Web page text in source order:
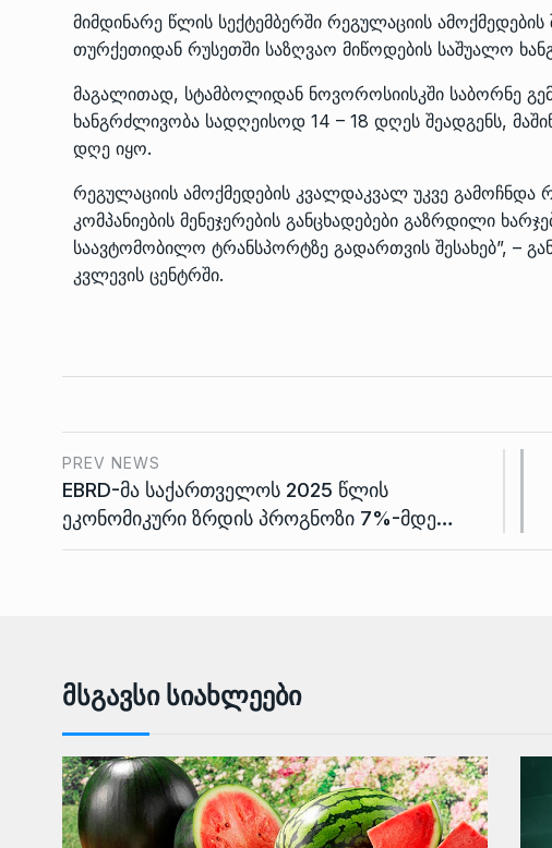
მიმდინარე წლის სექტემბერში რეგულაციის
თურქეთიდან რუსეთში საზღვაო მიწოდების საშუალო
მაგალითად, სტამბოლიდან ნოვოროსიისკში საბორნე
ხანგრძლივობა სადღეისოდ 14 – 18 დღეს შეადგენს,
დღე იყო.
რეგულაციის ამოქმედების კვალდაკვალ უკვე
კომპანიების მენეჯერების განცხადებები გაზრდილი
საავტომობილო ტრანსპორტზე გადართვის შესახებ”, –
კვლევის ცენტრში.
PREV NEWS
EBRD-მა საქართველოს 2025 წლის
ეკონომიკური ზრდის პროგნოზი 7%-მდე…
Მსგავსი Სიახლეები